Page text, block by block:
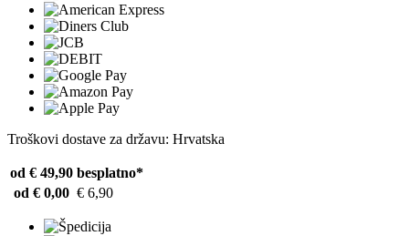
Troškovi dostave za državu: Hrvatska
od € 49,90 besplatno*
od € 0,00 € 6,90